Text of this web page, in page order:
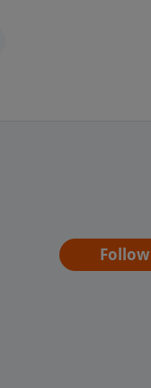
Follow